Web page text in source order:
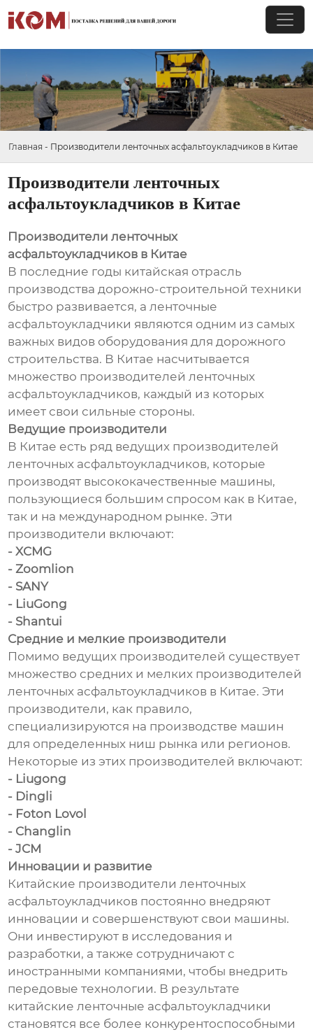
Главная - Производители ленточных асфальтоукладчиков в Китае
Производители ленточных
асфальтоукладчиков в Китае
Производители ленточных
асфальтоукладчиков в Китае
В последние годы китайская отрасль
производства дорожно-строительной техники
быстро развивается, а ленточные
асфальтоукладчики являются одним из самых
важных видов оборудования для дорожного
строительства. В Китае насчитывается
множество производителей ленточных
асфальтоукладчиков, каждый из которых
имеет свои сильные стороны.
Ведущие производители
В Китае есть ряд ведущих производителей
ленточных асфальтоукладчиков, которые
производят высококачественные машины,
пользующиеся большим спросом как в Китае,
так и на международном рынке. Эти
производители включают:
- XCMG
- Zoomlion
- SANY
- LiuGong
- Shantui
Средние и мелкие производители
Помимо ведущих производителей существует
множество средних и мелких производителей
ленточных асфальтоукладчиков в Китае. Эти
производители, как правило,
специализируются на производстве машин
для определенных ниш рынка или регионов.
Некоторые из этих производителей включают:
- Liugong
- Dingli
- Foton Lovol
- Changlin
- JCM
Инновации и развитие
Китайские производители ленточных
асфальтоукладчиков постоянно внедряют
инновации и совершенствуют свои машины.
Они инвестируют в исследования и
разработки, а также сотрудничают с
иностранными компаниями, чтобы внедрить
передовые технологии. В результате
китайские ленточные асфальтоукладчики
становятся все более конкурентоспособными